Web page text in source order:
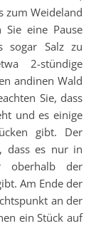
zum Weideland
Sie eine Pause
sogar Salz zu
2-stündige
andinen Wald
Sie, dass
und es einige
gibt. Der
dass es nur in
oberhalb der
Am Ende der
an der
ein Stück auf